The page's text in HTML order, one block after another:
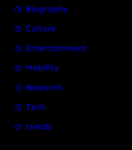
Biography
Culture
Entertainment
Mobility
Research
Tech
trends